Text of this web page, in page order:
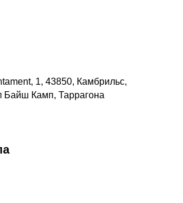
1, 43850, Камбрильс,
Байш Камп, Таррагона